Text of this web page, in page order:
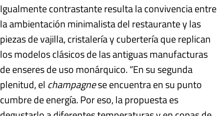
Igualmente contrastante resulta la convivencia entre
la ambientación minimalista del restaurante y las
piezas de vajilla, cristalería y cubertería que replican
los modelos clásicos de las antiguas manufacturas
de enseres de uso monárquico. “En su segunda
plenitud, el champagnese encuentra en su punto
cumbre de energía. Por eso, la propuesta es